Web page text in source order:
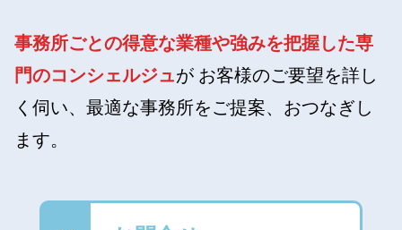
事務所ごとの得意な業種や強みを把握した専
門のコンシェルジュが お客様のご要望を詳し
く伺い、最適な事務所をご提案、おつなぎし
ます。